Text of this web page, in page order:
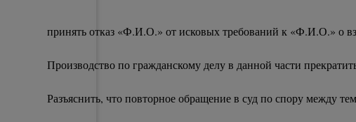
принять отказ «Ф.И.О.» от исковых требований к «Ф.И.О.» о
Производство по гражданскому делу в данной части
Разъяснить, что повторное обращение в суд по спору между